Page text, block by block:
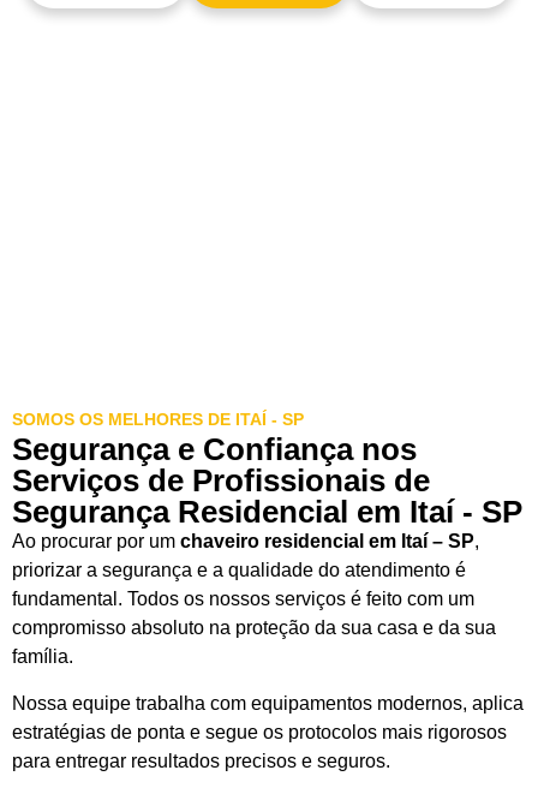
SOMOS OS MELHORES DE ITAÍ - SP
Segurança e Confiança nos
Serviços de Profissionais de
Segurança Residencial em Itaí - SP
Ao procurar por um chaveiro residencial em Itaí – SP,
priorizar a segurança e a qualidade do atendimento é
fundamental. Todos os nossos serviços é feito com um
compromisso absoluto na proteção da sua casa e da sua
família.
Nossa equipe trabalha com equipamentos modernos, aplica
estratégias de ponta e segue os protocolos mais rigorosos
para entregar resultados precisos e seguros.